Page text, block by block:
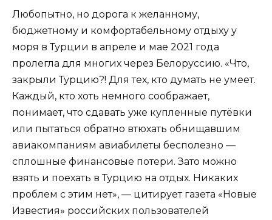
Любопытно, но дорога к желанному,
бюджетному и комфортабельному отдыху у
моря в Турции в апреле и мае 2021 года
пролегла для многих через Белоруссию. «Что,
закрыли Турцию?! Для тех, кто думать не умеет.
Каждый, кто хоть немного соображает,
понимает, что сдавать уже купленные путёвки
или пытаться обратно втюхать обнищавшим
авиакомпаниям авиабилеты бесполезно —
сплошные финансовые потери. Зато можно
взять и поехать в Турцию на отдых. Никаких
проблем с этим нет», — цитирует газета «Новые
Известия» российских пользователей